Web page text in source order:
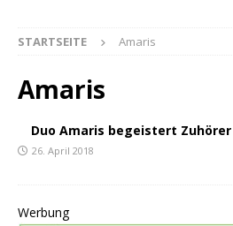
STARTSEITE Amaris
Amaris
Duo Amaris begeistert Zuhörer
26. April 2018
Werbung